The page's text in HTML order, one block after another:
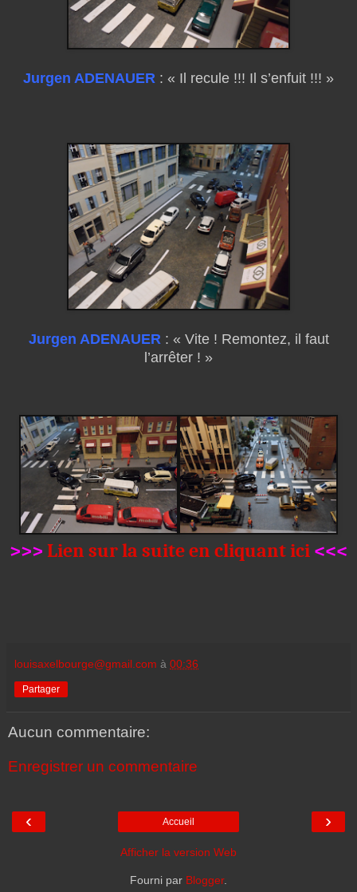
Jurgen ADENAUER : « Il recule !!! Il s’enfuit !!! »
Jurgen ADENAUER : « Vite ! Remontez, il faut
l’arrêter ! »
>>> Lien sur la suite en cliquant ici <<<
louisaxelbourge@gmail.com à 00:36
Partager
Aucun commentaire:
Enregistrer un commentaire
‹ ›
Accueil
Afficher la version Web
Fourni par Blogger.